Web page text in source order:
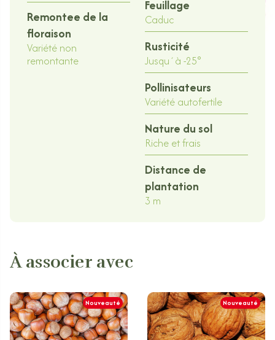
Remontee de la
floraison
Variété non
remontante
Feuillage
Caduc
Rusticité
Jusqu´à -25°
Pollinisateurs
Variété autofertile
Nature du sol
Riche et frais
Distance de
plantation
3 m
À associer avec
Nouveauté Nouveauté